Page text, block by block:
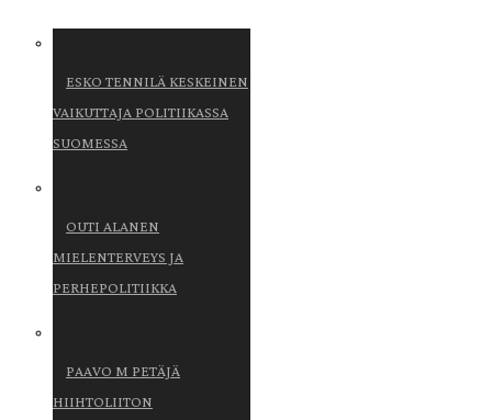
ESKO TENNILÄ KESKEINEN
VAIKUTTAJA POLITIIKASSA
SUOMESSA
OUTI ALANEN
MIELENTERVEYS JA
PERHEPOLITIIKKA
PAAVO M PETÄJÄ
HIIHTOLIITON